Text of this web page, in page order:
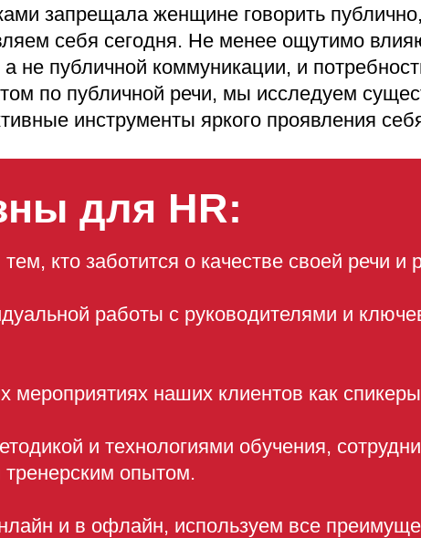
кто заботится о качестве своей речи и
работы с руководителями и
мероприятиях наших клиентов как
и технологиями обучения,
опытом.
и в офлайн, используем все
для HR:
запрещала женщине говорить
себя сегодня. Не менее ощутимо
не публичной коммуникации, и
по публичной речи, мы исследуем
инструменты яркого проявления